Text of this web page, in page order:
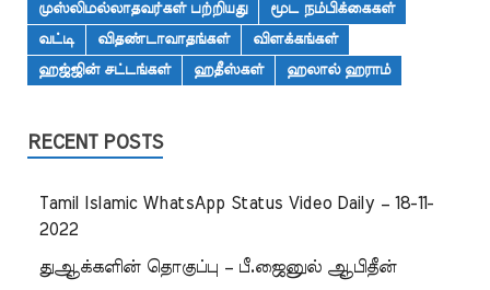
முஸ்லிமல்லாதவர்கள் பற்றியது
மூட நம்பிக்கைகள்
வட்டி
விதண்டாவாதங்கள்
விளக்கங்கள்
ஹஜ்ஜின் சட்டங்கள்
ஹதீஸ்கள் ஹலால் ஹராம்
RECENT POSTS
Tamil Islamic WhatsApp Status Video Daily – 18-11-
2022
துஆக்களின் தொகுப்பு – பீ.ஜைனுல் ஆபிதீன்